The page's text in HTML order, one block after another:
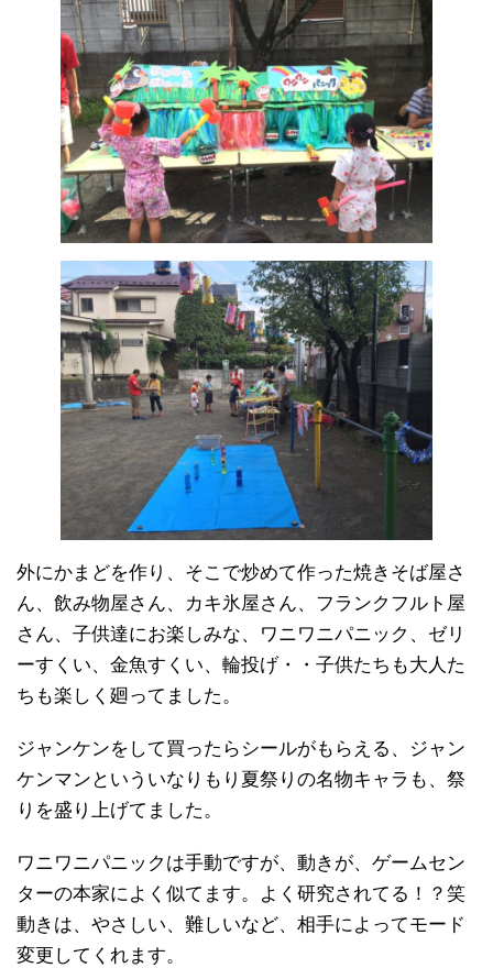
外にかまどを作り、そこで炒めて作った焼きそば屋さ
ん、飲み物屋さん、カキ氷屋さん、フランクフルト屋
さん、子供達にお楽しみな、ワニワニパニック、ゼリ
ーすくい、金魚すくい、輪投げ・・子供たちも大人た
ちも楽しく廻ってました。
ジャンケンをして買ったらシールがもらえる、ジャン
ケンマンといういなりもり夏祭りの名物キャラも、祭
りを盛り上げてました。
ワニワニパニックは手動ですが、動きが、ゲームセン
ターの本家によく似てます。よく研究されてる！？笑
動きは、やさしい、難しいなど、相手によってモード
変更してくれます。